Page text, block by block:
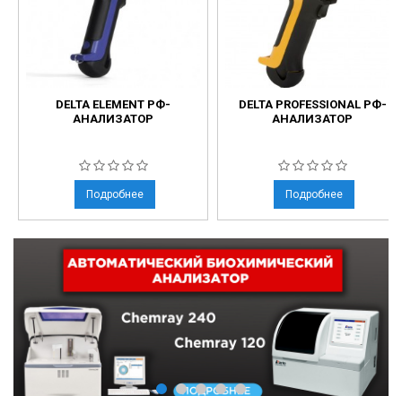
DELTA ELEMENT РФ-
АНАЛИЗАТОР
Подробнее
DELTA PROFESSIONAL РФ-
АНАЛИЗАТОР
Подробнее